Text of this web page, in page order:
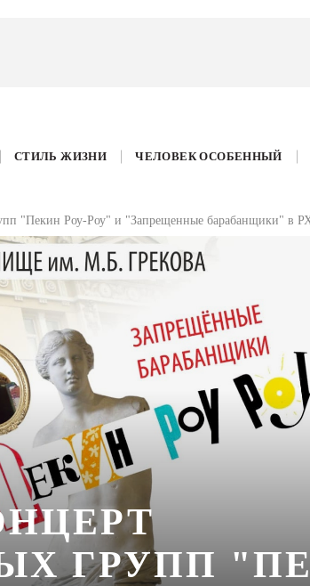
СТИЛЬ ЖИЗНИ ЧЕЛОВЕК ОСОБЕННЫЙ
"Пекин Роу-Роу" и "Запрещенные барабанщики" в
ГРУПП